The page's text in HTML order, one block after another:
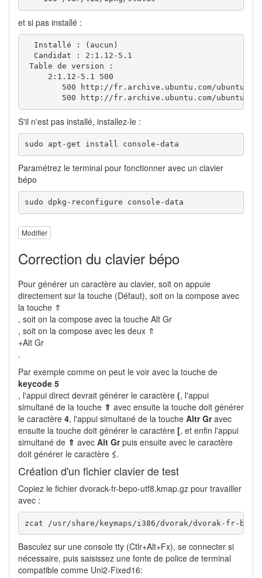
et si pas installé :
  Installé : (aucun)
  Candidat : 2:1.12-5.1
Table de version :
     2:1.12-5.1 500
500 http://fr.archive.ubuntu.com/ubuntu
500 http://fr.archive.ubuntu.com/ubuntu
S'il n'est pas installé, installez-le :
sudo apt-get install console-data
Paramétrez le terminal pour fonctionner avec un clavier
bépo
sudo dpkg-reconfigure console-data
Modifier
Correction du clavier bépo
Pour générer un caractère au clavier, soit on appuie
directement sur la touche (Défaut), soit on la compose avec
la touche ⇑
, soit on la compose avec la touche Alt Gr
, soit on la compose avec les deux ⇑
+Alt Gr
.
Par exemple comme on peut le voir avec la touche de
keycode 5
, l'appui direct devrait générer le caractère (, l'appui
simultané de la touche ⇑ avec ensuite la touche doit générer
le caractère 4, l'appui simultané de la touche Altr Gravec
ensuite la touche doit générer le caractère [, et enfin l'appui
simultané de ⇑ avec Alt Grpuis ensuite avec le caractère
doit générer le caractère ≤.
Création d'un fichier clavier de test
Copiez le fichier dvorack-fr-bepo-utf8.kmap.gz pour travailler
avec :
zcat /usr/share/keymaps/i386/dvorak/dvorak-fr-bepo-
Basculez sur une console tty (Ctlr+Alt+Fx), se connecter si
nécessaire, puis saisissez une fonte de police de terminal
compatible comme Uni2-Fixed16: